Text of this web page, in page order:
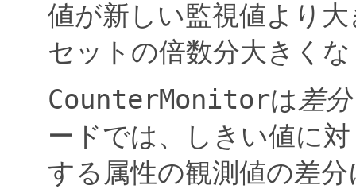
値が新しい監視値より
セットの倍数分大きく
CounterMonitorは差
ードでは、しきい値に
する属性の観測値の差